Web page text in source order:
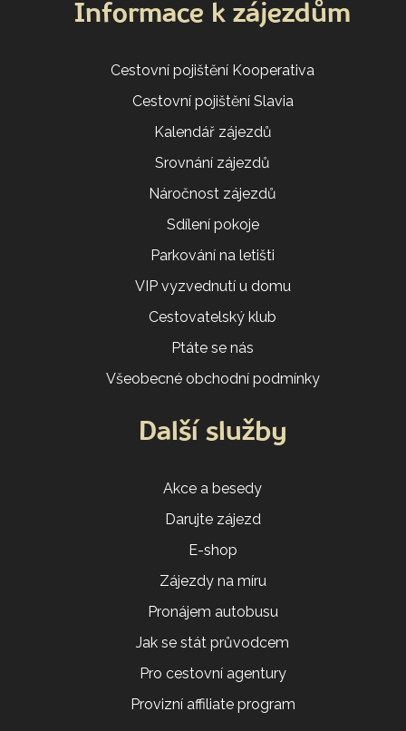
Informace k zájezdům
Cestovní pojištění Kooperativa
Cestovní pojištění Slavia
Kalendář zájezdů
Srovnání zájezdů
Náročnost zájezdů
Sdílení pokoje
Parkování na letišti
VIP vyzvednutí u domu
Cestovatelský klub
Ptáte se nás
Všeobecné obchodní podmínky
Další služby
Akce a besedy
Darujte zájezd
E-shop
Zájezdy na míru
Pronájem autobusu
Jak se stát průvodcem
Pro cestovní agentury
Provizní affiliate program